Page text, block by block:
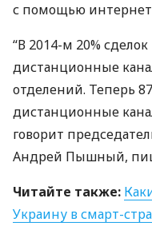
с помощью
“В 2014-м 20%
дистанционные
отделений. Теперь
дистанционные
говорит
Андрей Пышный,
Читайте также:
Украину в смарт-